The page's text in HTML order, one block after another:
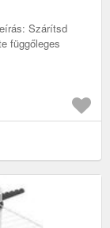
Szárítsd
függőleges